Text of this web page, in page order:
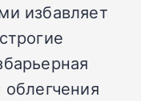
избавляет